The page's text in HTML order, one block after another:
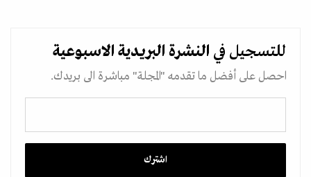
للتسجيل في النشرة البريدية الاسبوعية
احصل على أفضل ما تقدمه "المجلة" مباشرة الى بريدك.